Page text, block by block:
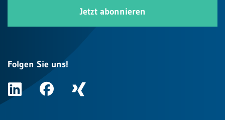
Jetzt abonnieren
Folgen Sie uns!